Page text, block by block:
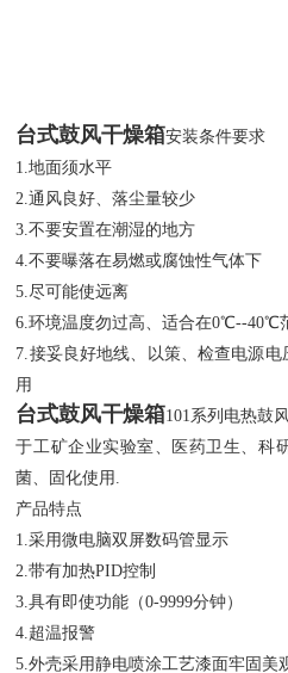
台式鼓风干燥箱安装条件要求
1.地面须水平
2.通风良好、落尘量较少
3.不要安置在潮湿的地方
4.不要曝落在易燃或腐蚀性气体下
5.尽可能使远离
6.环境温度勿过高、适合在0℃--40℃
7.接妥良好地线、以策、检查电源
用
台式鼓风干燥箱101系列电热鼓
于工矿企业实验室、医药卫生、科
菌、固化使用.
产品特点
1.采用微电脑双屏数码管显示
2.带有加热PID控制
3.具有即使功能（0-9999分钟）
4.超温报警
5.外壳采用静电喷涂工艺漆面牢固美